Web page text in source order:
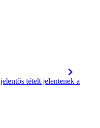
tételt jelentenek a